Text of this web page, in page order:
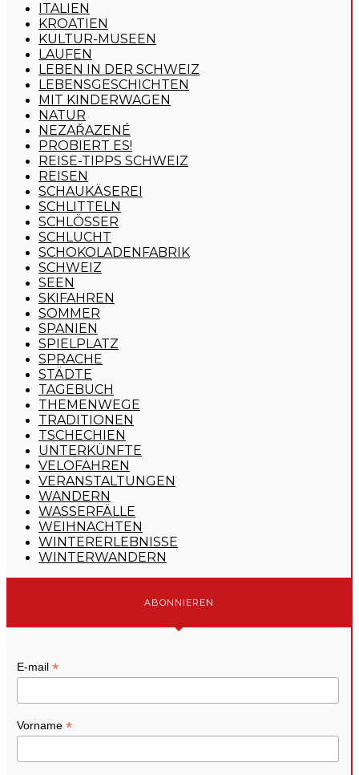
ITALIEN
KROATIEN
KULTUR-MUSEEN
LAUFEN
LEBEN IN DER SCHWEIZ
LEBENSGESCHICHTEN
MIT KINDERWAGEN
NATUR
NEZAŘAZENÉ
PROBIERT ES!
REISE-TIPPS SCHWEIZ
REISEN
SCHAUKÄSEREI
SCHLITTELN
SCHLÖSSER
SCHLUCHT
SCHOKOLADENFABRIK
SCHWEIZ
SEEN
SKIFAHREN
SOMMER
SPANIEN
SPIELPLATZ
SPRACHE
STÄDTE
TAGEBUCH
THEMENWEGE
TRADITIONEN
TSCHECHIEN
UNTERKÜNFTE
VELOFAHREN
VERANSTALTUNGEN
WANDERN
WASSERFÄLLE
WEIHNACHTEN
WINTERERLEBNISSE
WINTERWANDERN
ABONNIEREN
E-mail *
Vorname *